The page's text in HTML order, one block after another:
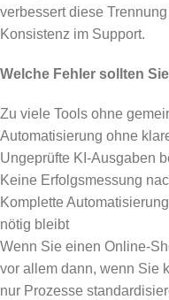
verbessert diese
Konsistenz im Support.
Welche Fehler sollten
Zu viele Tools ohne
Automatisierung ohne
Ungeprüfte KI-Ausgaben
Keine Erfolgsmessung
Komplette
nötig bleibt
Wenn Sie einen Online-
vor allem dann, wenn Sie
nur Prozesse